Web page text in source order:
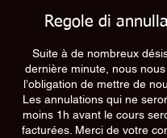
Regole di
Suite à de nombreux
dernière minute, nous
l’obligation de mettre de
Les annulations qui ne
moins 1h avant le cours
facturées. Merci de votre